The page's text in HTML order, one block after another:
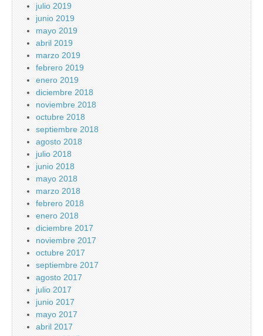
julio 2019
junio 2019
mayo 2019
abril 2019
marzo 2019
febrero 2019
enero 2019
diciembre 2018
noviembre 2018
octubre 2018
septiembre 2018
agosto 2018
julio 2018
junio 2018
mayo 2018
marzo 2018
febrero 2018
enero 2018
diciembre 2017
noviembre 2017
octubre 2017
septiembre 2017
agosto 2017
julio 2017
junio 2017
mayo 2017
abril 2017